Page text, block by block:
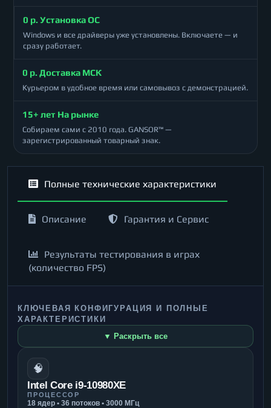
0 р. Установка ОС
Windows и все драйверы уже установлены. Включаете — и
сразу работает.
0 р. Доставка МСК
Курьером в удобное время или самовывоз с демонстрацией.
15+ лет На рынке
Собираем сами с 2010 года. GANSOR™ —
зарегистрированный товарный знак.
Полные технические характеристики
Описание Гарантия и Сервис
Результаты тестирования в играх
(количество FPS)
КЛЮЧЕВАЯ КОНФИГУРАЦИЯ И ПОЛНЫЕ
ХАРАКТЕРИСТИКИ
▼ Раскрыть все
🧠
Intel Core i9-10980XE
ПРОЦЕССОР
18 ядер • 36 потоков • 3000 МГц